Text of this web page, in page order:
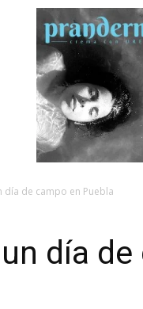
día de campo en Puebla
día